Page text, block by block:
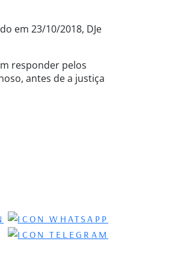
em 23/10/2018, DJe
responder pelos
antes de a justiça